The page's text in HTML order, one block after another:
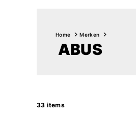
Home Merken
ABUS
33 items